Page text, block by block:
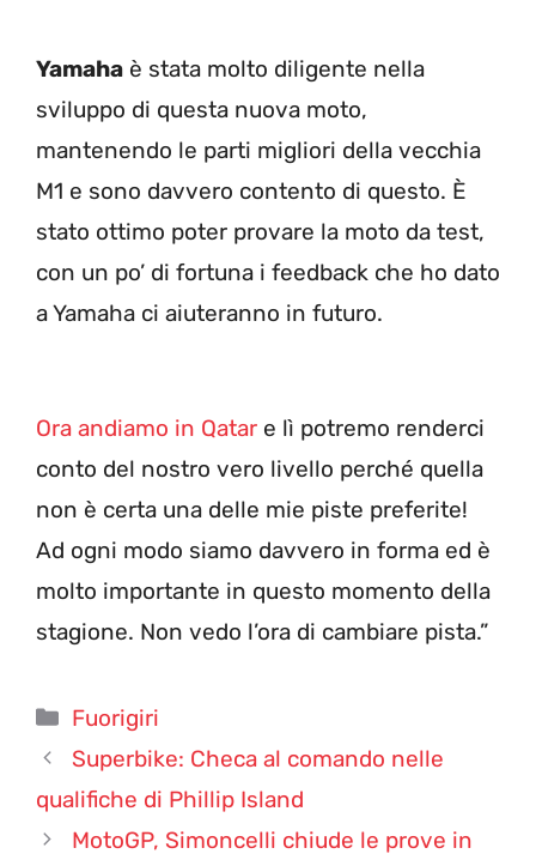
Yamaha è stata molto diligente nella
sviluppo di questa nuova moto,
mantenendo le parti migliori della vecchia
M1 e sono davvero contento di questo. È
stato ottimo poter provare la moto da test,
con un po’ di fortuna i feedback che ho dato
a Yamaha ci aiuteranno in futuro.
Ora andiamo in Qatar e lì potremo renderci
conto del nostro vero livello perché quella
non è certa una delle mie piste preferite!
Ad ogni modo siamo davvero in forma ed è
molto importante in questo momento della
stagione. Non vedo l’ora di cambiare pista.”
Categorie
Fuorigiri
Superbike: Checa al comando nelle
qualifiche di Phillip Island
MotoGP, Simoncelli chiude le prove in